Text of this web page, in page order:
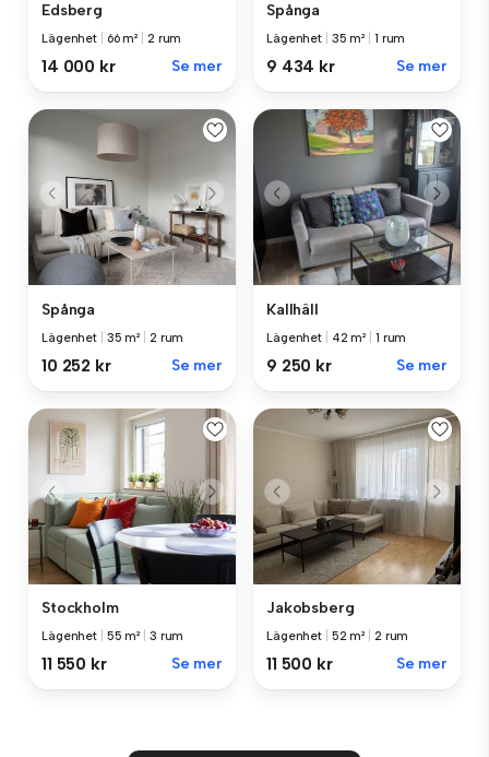
Edsberg
Lägenhet 66 m² 2 rum
14 000 kr Se mer
Spånga
Lägenhet 35 m² 1 rum
9 434 kr Se mer
Spånga
Lägenhet 35 m² 2 rum
10 252 kr Se mer
Kallhäll
Lägenhet 42 m² 1 rum
9 250 kr Se mer
Stockholm
Lägenhet 55 m² 3 rum
11 550 kr Se mer
Jakobsberg
Lägenhet 52 m² 2 rum
11 500 kr Se mer